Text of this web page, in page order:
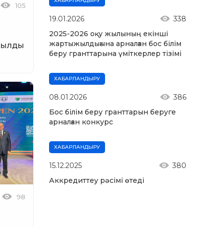
105
98
19.01.2026
338
2025-2026 оқу жылының екінші
жартыжылдығына арналған бос білім
беру гранттарына үміткерлер тізімі
ХАБАРЛАНДЫРУ
08.01.2026
386
Бос білім беру гранттарын беруге
арналған конкурс
ХАБАРЛАНДЫРУ
15.12.2025
380
Аккредиттеу рәсімі өтеді